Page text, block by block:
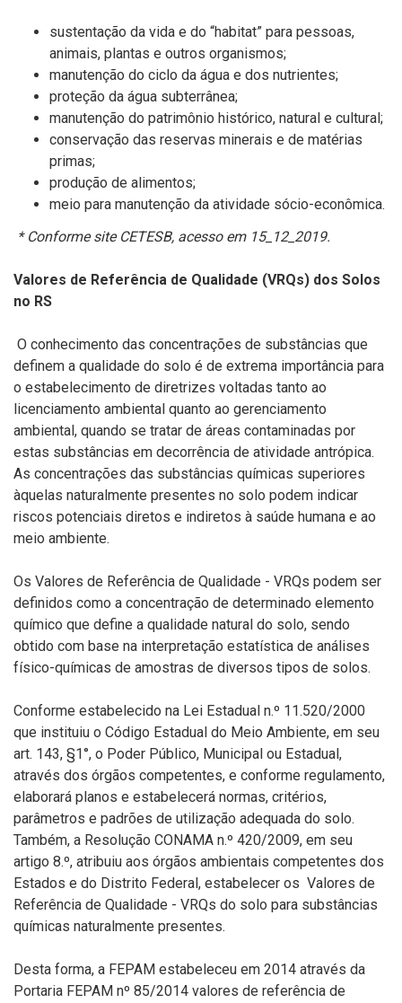
sustentação da vida e do “habitat” para pessoas,
animais, plantas e outros organismos;
manutenção do ciclo da água e dos nutrientes;
proteção da água subterrânea;
manutenção do patrimônio histórico, natural e cultural;
conservação das reservas minerais e de matérias
primas;
produção de alimentos;
meio para manutenção da atividade sócio-econômica.
* Conforme site CETESB, acesso em 15_12_2019.
Valores de Referência de Qualidade (VRQs) dos Solos
no RS
O conhecimento das concentrações de substâncias que
definem a qualidade do solo é de extrema importância para
o estabelecimento de diretrizes voltadas tanto ao
licenciamento ambiental quanto ao gerenciamento
ambiental, quando se tratar de áreas contaminadas por
estas substâncias em decorrência de atividade antrópica.
As concentrações das substâncias químicas superiores
àquelas naturalmente presentes no solo podem indicar
riscos potenciais diretos e indiretos à saúde humana e ao
meio ambiente.
Os Valores de Referência de Qualidade - VRQs podem ser
definidos como a concentração de determinado elemento
químico que define a qualidade natural do solo, sendo
obtido com base na interpretação estatística de análises
físico-químicas de amostras de diversos tipos de solos.
Conforme estabelecido na Lei Estadual n.º 11.520/2000
que instituiu o Código Estadual do Meio Ambiente, em seu
art. 143, §1°, o Poder Público, Municipal ou Estadual,
através dos órgãos competentes, e conforme regulamento,
elaborará planos e estabelecerá normas, critérios,
parâmetros e padrões de utilização adequada do solo.
Também, a Resolução CONAMA n.º 420/2009, em seu
artigo 8.º, atribuiu aos órgãos ambientais competentes dos
Estados e do Distrito Federal, estabelecer os Valores de
Referência de Qualidade - VRQs do solo para substâncias
químicas naturalmente presentes.
Desta forma, a FEPAM estabeleceu em 2014 através da
Portaria FEPAM nº 85/2014 valores de referência de